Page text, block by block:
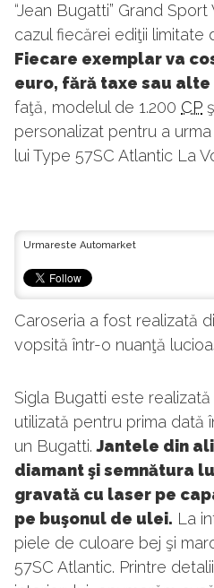
“Jean Bugatti” Grand
cazul fiecărei ediţii limitate
Fiecare exemplar va
euro, fără taxe sau
faţă, modelul de 1.200 CP
personalizat pentru a
lui Type 57SC Atlantic La
Urmareste Automarket
Caroseria a fost realizată
vopsită într-o nuanţă
Sigla Bugatti este
utilizată pentru prima dată
un Bugatti.Jantele din
diamant şi semnătura
gravată cu laser pe
pe buşonul de ulei. La
piele de culoare bej şi
57SC Atlantic. Printre